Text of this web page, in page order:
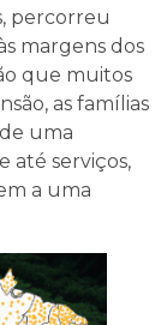
percorreu
margens dos
que muitos
as famílias
uma
até serviços,
a uma